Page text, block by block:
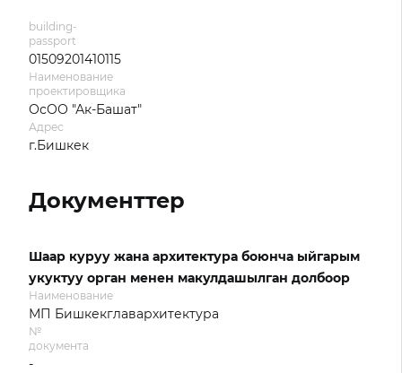
building-
passport
01509201410115
Наименование
проектировщика
ОсОО "Ак-Башат"
Адрес
г.Бишкек
Документтер
Шаар куруу жана архитектура боюнча ыйгарым
укуктуу орган менен макулдашылган долбоор
Наименование
МП Бишкекглавархитектура
№
документа
-